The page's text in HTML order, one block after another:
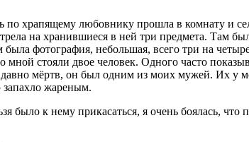
по храпящему любовнику прошла в комнату и
на хранившиеся в ней три предмета. Там
фотография, небольшая, всего три на
стояли двое человек. Одного часто
давно мёртв, он был одним из моих мужей. Их у
запахло жареным.
к нему прикасаться, я очень боялась, что